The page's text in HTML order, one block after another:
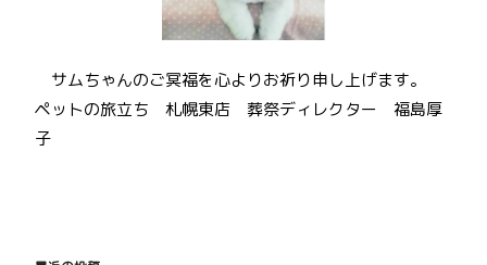
サムちゃんのご冥福を心よりお祈り申し上げます。
ペットの旅立ち 札幌東店 葬祭ディレクター 福島厚
子